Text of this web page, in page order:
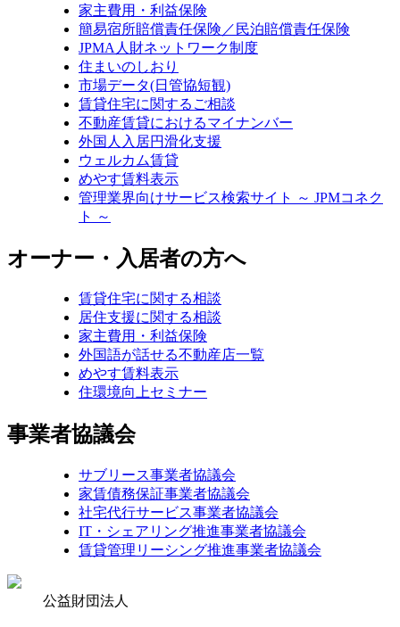
家主費用・利益保険
簡易宿所賠償責任保険／民泊賠償責任保険
JPMA人財ネットワーク制度
住まいのしおり
市場データ(日管協短観)
賃貸住宅に関するご相談
不動産賃貸におけるマイナンバー
外国人入居円滑化支援
ウェルカム賃貸
めやす賃料表示
管理業界向けサービス検索サイト ～ JPMコネク
ト ～
オーナー・入居者の方へ
賃貸住宅に関する相談
居住支援に関する相談
家主費用・利益保険
外国語が話せる不動産店一覧
めやす賃料表示
住環境向上セミナー
事業者協議会
サブリース事業者協議会
家賃債務保証事業者協議会
社宅代行サービス事業者協議会
IT・シェアリング推進事業者協議会
賃貸管理リーシング推進事業者協議会
公益財団法人